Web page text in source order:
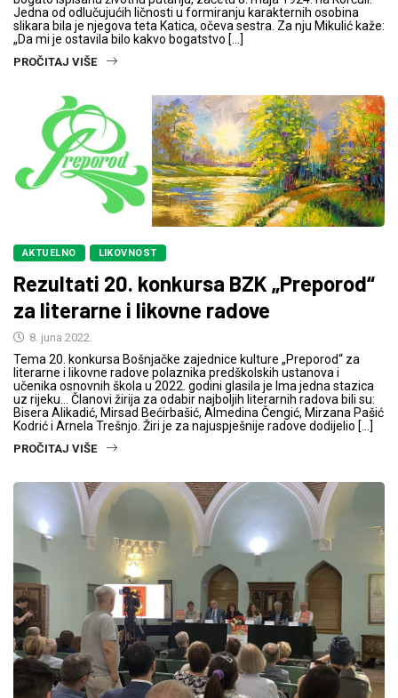
Jedna od odlučujućih ličnosti u formiranju karakternih osobina
slikara bila je njegova teta Katica, očeva sestra. Za nju Mikulić kaže:
„Da mi je ostavila bilo kakvo bogatstvo […]
PROČITAJ VIŠE
AKTUELNO LIKOVNOST
Rezultati 20. konkursa BZK „Preporod“
za literarne i likovne radove
8. juna 2022.
Tema 20. konkursa Bošnjačke zajednice kulture „Preporod“ za
literarne i likovne radove polaznika predškolskih ustanova i
učenika osnovnih škola u 2022. godini glasila je Ima jedna stazica
uz rijeku… Članovi žirija za odabir najboljih literarnih radova bili su:
Bisera Alikadić, Mirsad Bećirbašić, Almedina Čengić, Mirzana Pašić
Kodrić i Arnela Trešnjo. Žiri je za najuspješnije radove dodijelio […]
PROČITAJ VIŠE